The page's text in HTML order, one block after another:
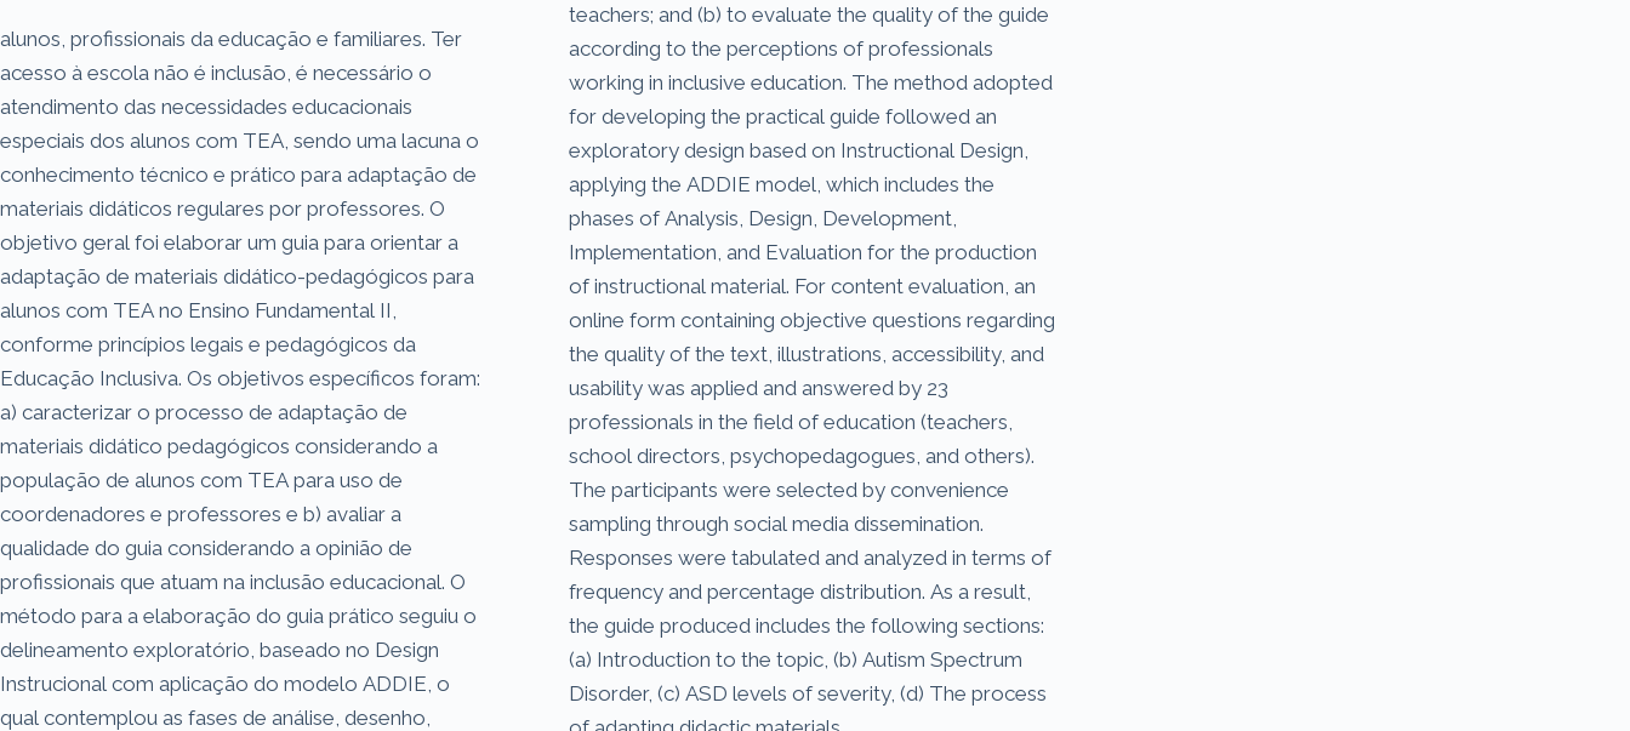
alunos, profissionais da educação e familiares. Ter
acesso à escola não é inclusão, é necessário o
atendimento das necessidades educacionais
especiais dos alunos com TEA, sendo uma lacuna o
conhecimento técnico e prático para adaptação de
materiais didáticos regulares por professores. O
objetivo geral foi elaborar um guia para orientar a
adaptação de materiais didático-pedagógicos para
alunos com TEA no Ensino Fundamental II,
conforme princípios legais e pedagógicos da
Educação Inclusiva. Os objetivos específicos foram:
a) caracterizar o processo de adaptação de
materiais didático pedagógicos considerando a
população de alunos com TEA para uso de
coordenadores e professores e b) avaliar a
qualidade do guia considerando a opinião de
profissionais que atuam na inclusão educacional. O
método para a elaboração do guia prático seguiu o
delineamento exploratório, baseado no Design
Instrucional com aplicação do modelo ADDIE, o
qual contemplou as fases de análise, desenho,
teachers; and (b) to evaluate the quality of the guide
according to the perceptions of professionals
working in inclusive education. The method adopted
for developing the practical guide followed an
exploratory design based on Instructional Design,
applying the ADDIE model, which includes the
phases of Analysis, Design, Development,
Implementation, and Evaluation for the production
of instructional material. For content evaluation, an
online form containing objective questions regarding
the quality of the text, illustrations, accessibility, and
usability was applied and answered by 23
professionals in the field of education (teachers,
school directors, psychopedagogues, and others).
The participants were selected by convenience
sampling through social media dissemination.
Responses were tabulated and analyzed in terms of
frequency and percentage distribution. As a result,
the guide produced includes the following sections:
(a) Introduction to the topic, (b) Autism Spectrum
Disorder, (c) ASD levels of severity, (d) The process